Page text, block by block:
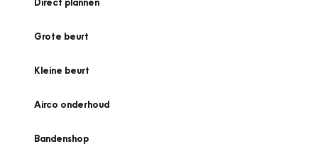
Grote beurt
Kleine beurt
Airco onderhoud
Bandenshop